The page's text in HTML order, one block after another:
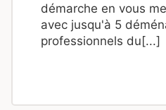
démarche en vous
avec jusqu'à 5
professionnels du[...]